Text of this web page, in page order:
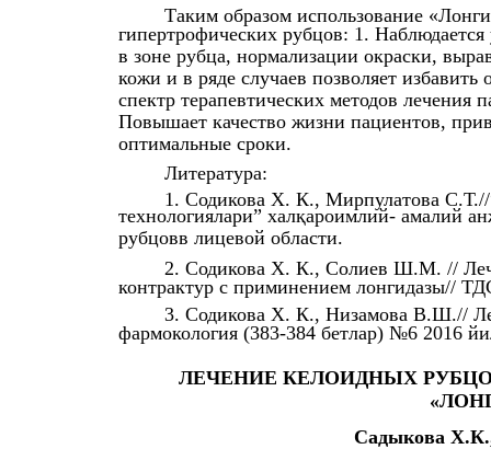
Таким образом использование
гипертрофических рубцов: 1.
в зоне рубца, нормализации окраски,
кожи и в ряде случаев позволяет
спектр терапевтических методов
Повышает качество жизни пациентов,
оптимальные сроки.
Литература:
1. Содикова Х. К., Мирпулатова
технологиялари” халқароимлий- амалий
рубцовв лицевой области.
2. Содикова Х. К., Солиев Ш.М. //
контрактур с приминением лонгидазы//
3. Содикова Х. К., Низамова В.Ш.//
фармокология (383-384 бетлар) №6 2016
ЛЕЧЕНИЕ КЕЛОИДНЫХ
Садыкова